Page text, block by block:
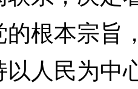
的根本宗旨
人民为中